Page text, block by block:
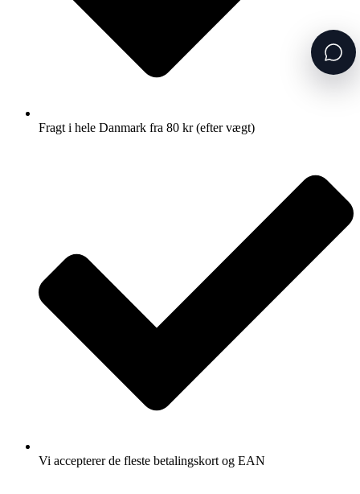
Fragt i hele Danmark fra 80 kr (efter vægt)
Vi accepterer de fleste betalingskort og EAN